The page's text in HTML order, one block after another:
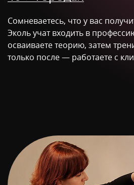
Сомневаетесь, что у вас
Эколь учат входить в
осваиваете теорию, затем
только после — работаете с